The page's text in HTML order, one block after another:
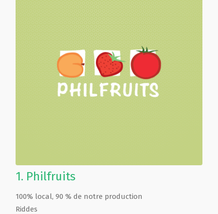
1. Philfruits
100% local, 90 % de notre production
Riddes